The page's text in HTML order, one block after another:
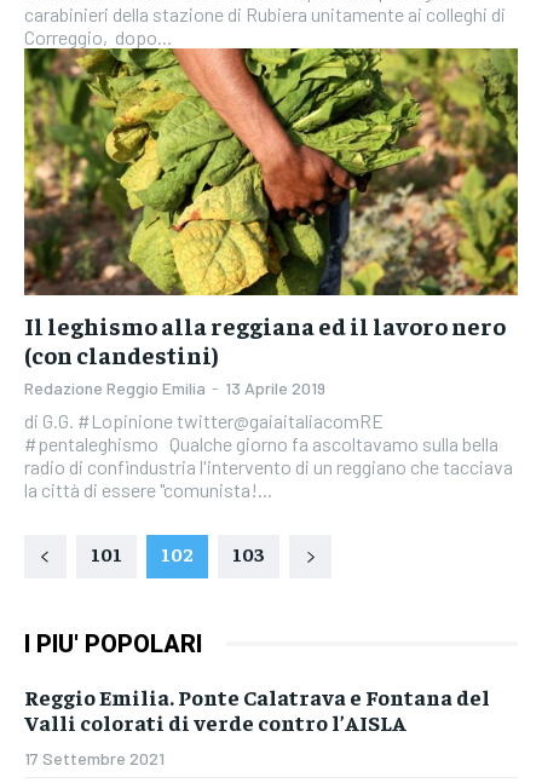
carabinieri della stazione di Rubiera unitamente ai colleghi di
Correggio, dopo...
Il leghismo alla reggiana ed il lavoro nero
(con clandestini)
Redazione Reggio Emilia - 13 Aprile 2019
di G.G. #Lopinione twitter@gaiaitaliacomRE
#pentaleghismo Qualche giorno fa ascoltavamo sulla bella
radio di confindustria l'intervento di un reggiano che tacciava
la città di essere "comunista!...
101 102 103
I PIU' POPOLARI
Reggio Emilia. Ponte Calatrava e Fontana del
Valli colorati di verde contro l’AISLA
17 Settembre 2021